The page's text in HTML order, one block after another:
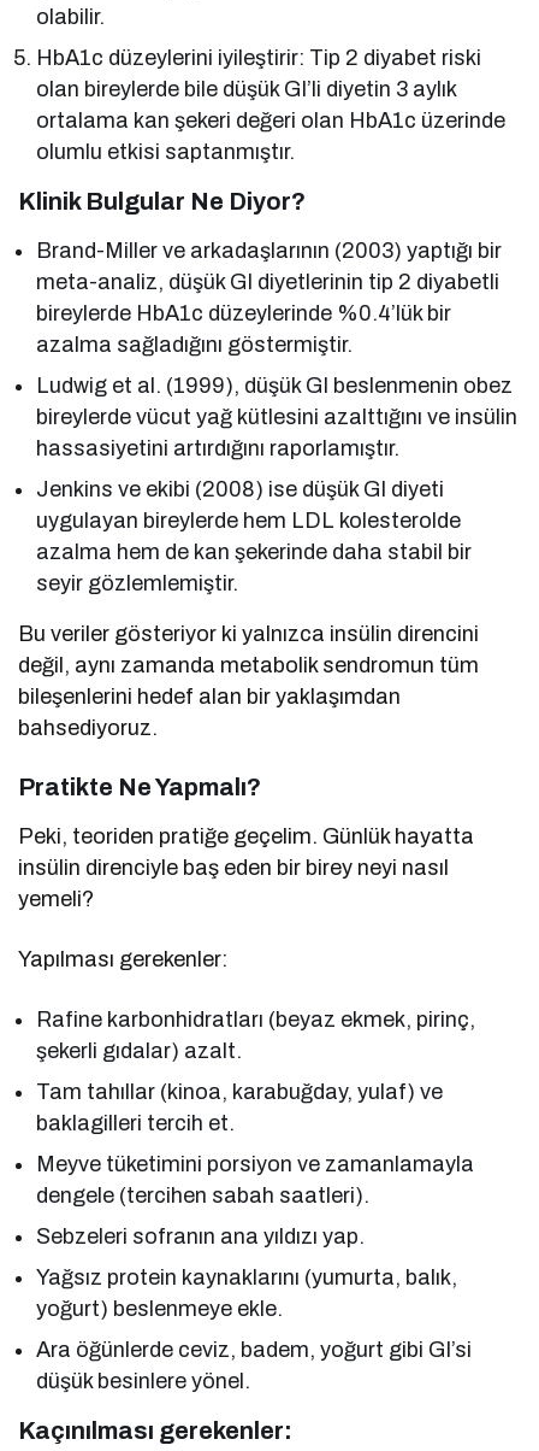
olabilir.
HbA1c düzeylerini iyileştirir: Tip 2 diyabet riski
olan bireylerde bile düşük GI’li diyetin 3 aylık
ortalama kan şekeri değeri olan HbA1c üzerinde
olumlu etkisi saptanmıştır.
Klinik Bulgular Ne Diyor?
Brand-Miller ve arkadaşlarının (2003) yaptığı bir
meta-analiz, düşük GI diyetlerinin tip 2 diyabetli
bireylerde HbA1c düzeylerinde %0.4’lük bir
azalma sağladığını göstermiştir.
Ludwig et al. (1999), düşük GI beslenmenin obez
bireylerde vücut yağ kütlesini azalttığını ve insülin
hassasiyetini artırdığını raporlamıştır.
Jenkins ve ekibi (2008) ise düşük GI diyeti
uygulayan bireylerde hem LDL kolesterolde
azalma hem de kan şekerinde daha stabil bir
seyir gözlemlemiştir.
Bu veriler gösteriyor ki yalnızca insülin direncini
değil, aynı zamanda metabolik sendromun tüm
bileşenlerini hedef alan bir yaklaşımdan
bahsediyoruz.
Pratikte Ne Yapmalı?
Peki, teoriden pratiğe geçelim. Günlük hayatta
insülin direnciyle baş eden bir birey neyi nasıl
yemeli?
Yapılması gerekenler:
Rafine karbonhidratları (beyaz ekmek, pirinç,
şekerli gıdalar) azalt.
Tam tahıllar (kinoa, karabuğday, yulaf) ve
baklagilleri tercih et.
Meyve tüketimini porsiyon ve zamanlamayla
dengele (tercihen sabah saatleri).
Sebzeleri sofranın ana yıldızı yap.
Yağsız protein kaynaklarını (yumurta, balık,
yoğurt) beslenmeye ekle.
Ara öğünlerde ceviz, badem, yoğurt gibi GI’si
düşük besinlere yönel.
Kaçınılması gerekenler: